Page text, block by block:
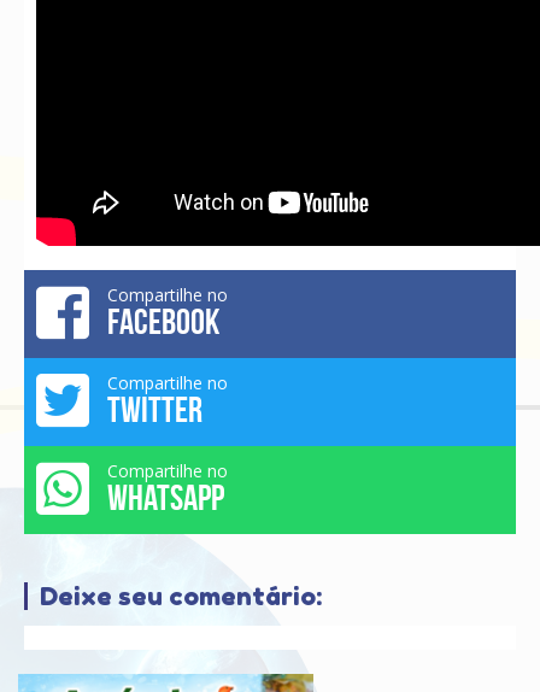
Compartilhe no
FACEBOOK
Compartilhe no
TWITTER
Compartilhe no
WHATSAPP
Deixe seu comentário: